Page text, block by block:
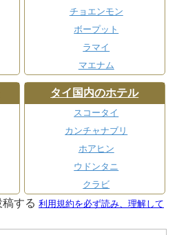
チョエンモン
ボープット
ラマイ
マエナム
タイ国内のホテル
スコータイ
カンチャナブリ
ホアヒン
ウドンタニ
クラビ